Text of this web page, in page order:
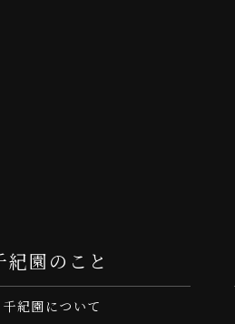
紀園のこと
千紀園について